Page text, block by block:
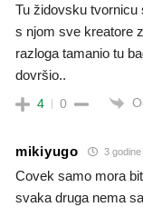
Tu židovsku tvornicu
s njom sve kreatore
razloga tamanio tu
dovršio..
4 0
mikiyugo 3 godine
Covek samo mora
svaka druga nema